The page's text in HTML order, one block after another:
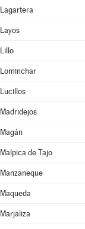
Lagartera
Layos
Lillo
Lominchar
Lucillos
Madridejos
Magán
Malpica de Tajo
Manzaneque
Maqueda
Marjaliza